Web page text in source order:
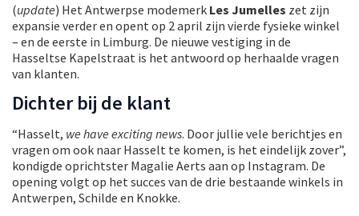
(update) Het Antwerpse modemerk Les Jumelles zet zijn
expansie verder en opent op 2 april zijn vierde fysieke winkel
– en de eerste in Limburg. De nieuwe vestiging in de
Hasseltse Kapelstraat is het antwoord op herhaalde vragen
van klanten.
Dichter bij de klant
“Hasselt, we have exciting news. Door jullie vele berichtjes en
vragen om ook naar Hasselt te komen, is het eindelijk zover”,
kondigde oprichtster Magalie Aerts aan op Instagram. De
opening volgt op het succes van de drie bestaande winkels in
Antwerpen, Schilde en Knokke.